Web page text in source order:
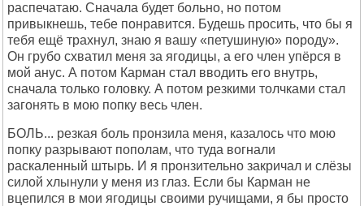
распечатаю. Сначала будет больно, но потом
привыкнешь, тебе понравится. Будешь просить, что бы я
тебя ещё трахнул, знаю я вашу «петушиную» породу».
Он грубо схватил меня за ягодицы, а его член упёрся в
мой анус. А потом Карман стал вводить его внутрь,
сначала только головку. А потом резкими толчками стал
загонять в мою попку весь член.
БОЛЬ... резкая боль пронзила меня, казалось что мою
попку разрывают пополам, что туда вогнали
раскаленный штырь. И я пронзительно закричал и слёзы
силой хлынули у меня из глаз. Если бы Карман не
вцепился в мои ягодицы своими ручищами, я бы просто